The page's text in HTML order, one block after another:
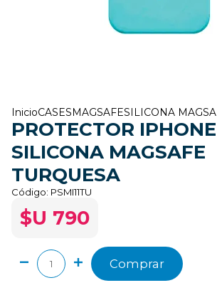
InicioCASES MAGSAFESILICONA
PROTECTOR IPHONE
SILICONA MAGSAFE
TURQUESA
Código: PSMI11TU
$U 790
Comprar